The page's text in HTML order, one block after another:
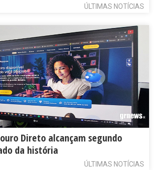
ÚLTIMAS NOTÍCIAS
Direto alcançam segundo
da história
ÚLTIMAS NOTÍCIAS